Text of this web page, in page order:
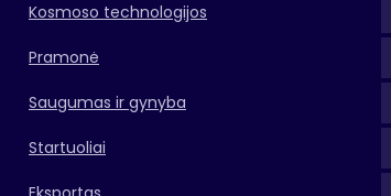
Kosmoso technologijos
Pramonė
Saugumas ir gynyba
Startuoliai